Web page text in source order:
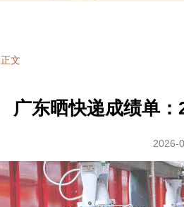
正文
广东晒快递成绩单
2026-